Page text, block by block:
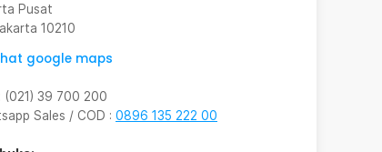
Pusat
10210
google maps
(021) 39 700 200
Sales / COD : 0896 135 222 00